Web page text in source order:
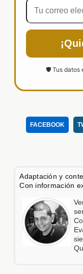
🛡️ Tus datos
FACEBOOK
Adaptación y
Con información